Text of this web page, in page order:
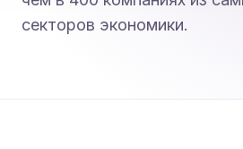
секторов экономики.